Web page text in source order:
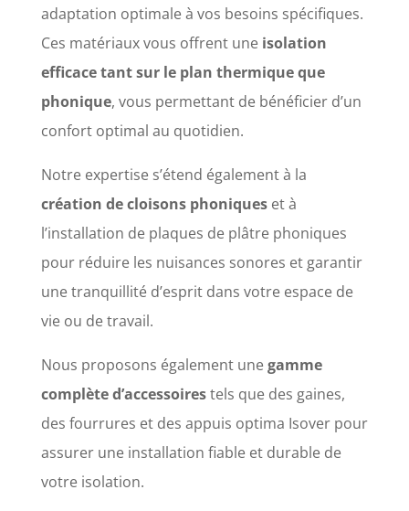
adaptation optimale à vos besoins spécifiques.
Ces matériaux vous offrent une isolation
efficace tant sur le plan thermique que
phonique, vous permettant de bénéficier d’un
confort optimal au quotidien.
Notre expertise s’étend également à la
création de cloisons phoniqueset à
l’installation de plaques de plâtre phoniques
pour réduire les nuisances sonores et garantir
une tranquillité d’esprit dans votre espace de
vie ou de travail.
Nous proposons également unegamme
complète d’accessoirestels que des gaines,
des fourrures et des appuis optima Isover pour
assurer une installation fiable et durable de
votre isolation.